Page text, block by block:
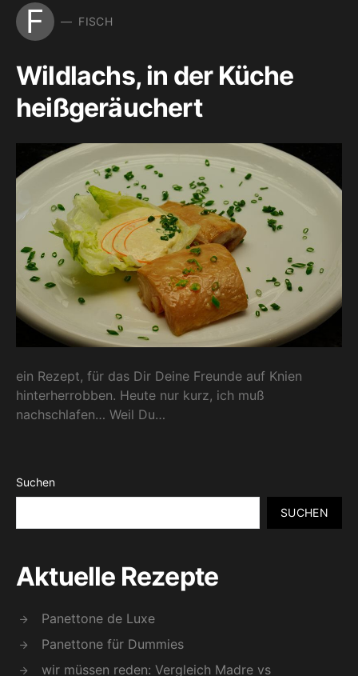
F FISCH
Wildlachs, in der Küche
heißgeräuchert
ein Rezept, für das Dir Deine Freunde auf Knien
hinterherrobben. Heute nur kurz, ich muß
nachschlafen… Weil Du…
Suchen
SUCHEN
Aktuelle Rezepte
Panettone de Luxe
Panettone für Dummies
wir müssen reden: Vergleich Madre vs